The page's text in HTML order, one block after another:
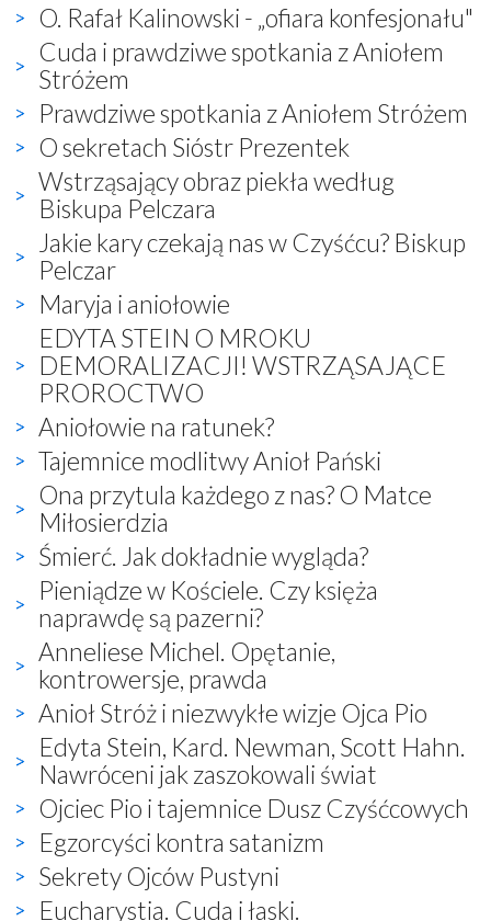
O. Rafał Kalinowski - „ofiara konfesjonału"
Cuda i prawdziwe spotkania z Aniołem
Stróżem
Prawdziwe spotkania z Aniołem Stróżem
O sekretach Sióstr Prezentek
Wstrząsający obraz piekła według
Biskupa Pelczara
Jakie kary czekają nas w Czyśćcu? Biskup
Pelczar
Maryja i aniołowie
EDYTA STEIN O MROKU
DEMORALIZACJI! WSTRZĄSAJĄCE
PROROCTWO
Aniołowie na ratunek?
Tajemnice modlitwy Anioł Pański
Ona przytula każdego z nas? O Matce
Miłosierdzia
Śmierć. Jak dokładnie wygląda?
Pieniądze w Kościele. Czy księża
naprawdę są pazerni?
Anneliese Michel. Opętanie,
kontrowersje, prawda
Anioł Stróż i niezwykłe wizje Ojca Pio
Edyta Stein, Kard. Newman, Scott Hahn.
Nawróceni jak zaszokowali świat
Ojciec Pio i tajemnice Dusz Czyśćcowych
Egzorcyści kontra satanizm
Sekrety Ojców Pustyni
Eucharystia. Cuda i łaski.